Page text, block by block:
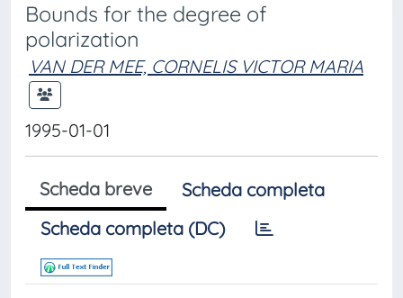
Bounds for the degree of
polarization
VAN DER MEE, CORNELIS VICTOR MARIA
1995-01-01
Scheda breve
Scheda completa
Scheda completa (DC)